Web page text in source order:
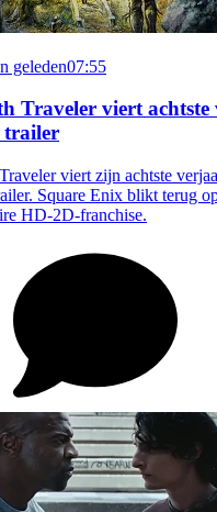
geleden07:55
Traveler viert
trailer
viert zijn achtste
Square Enix blikt terug
HD-2D-franchise.